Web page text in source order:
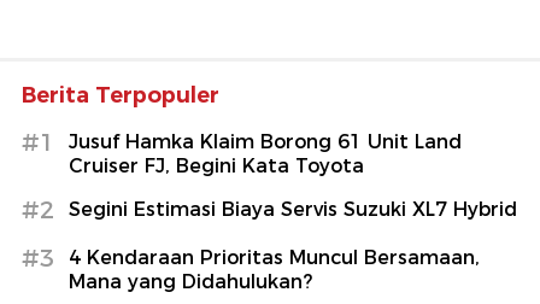
Berita Terpopuler
#1
Jusuf Hamka Klaim Borong 61 Unit Land
Cruiser FJ, Begini Kata Toyota
#2 Segini Estimasi Biaya Servis Suzuki XL7 Hybrid
#3
4 Kendaraan Prioritas Muncul Bersamaan,
Mana yang Didahulukan?